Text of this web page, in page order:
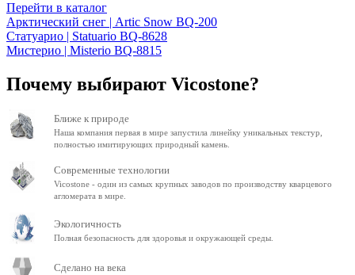
Перейти в каталог
Арктический снег | Artic Snow BQ-200
Статуарио | Statuario BQ-8628
Мистерио | Misterio BQ-8815
Почему выбирают Vicostone?
Ближе к природе
Наша компания первая в мире запустила линейку уникальных текстур,
полностью имитирующих природный камень.
Современные технологии
Vicostone - один из самых крупных заводов по производству кварцевого
агломерата в мире.
Экологичность
Полная безопасность для здоровья и окружающей среды.
Сделано на века